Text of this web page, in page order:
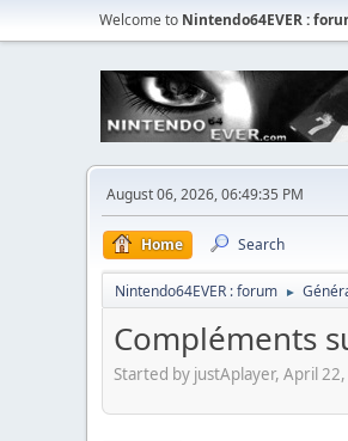
Welcome to Nintendo64EVER :
August 06, 2026, 06:49:35 PM
Home Search
Nintendo64EVER : forum ►
Compléments
Started by justAplayer, April